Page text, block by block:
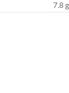
7.8 g